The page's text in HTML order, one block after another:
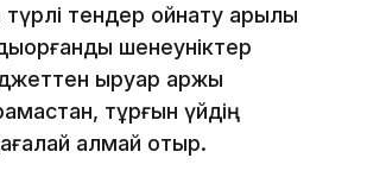
түрлі тендер ойнату арқылы
шенеуніктер
қыруар қаржы
тұрғын үйдің
алмай отыр.